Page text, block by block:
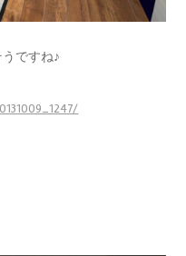
ですね♪